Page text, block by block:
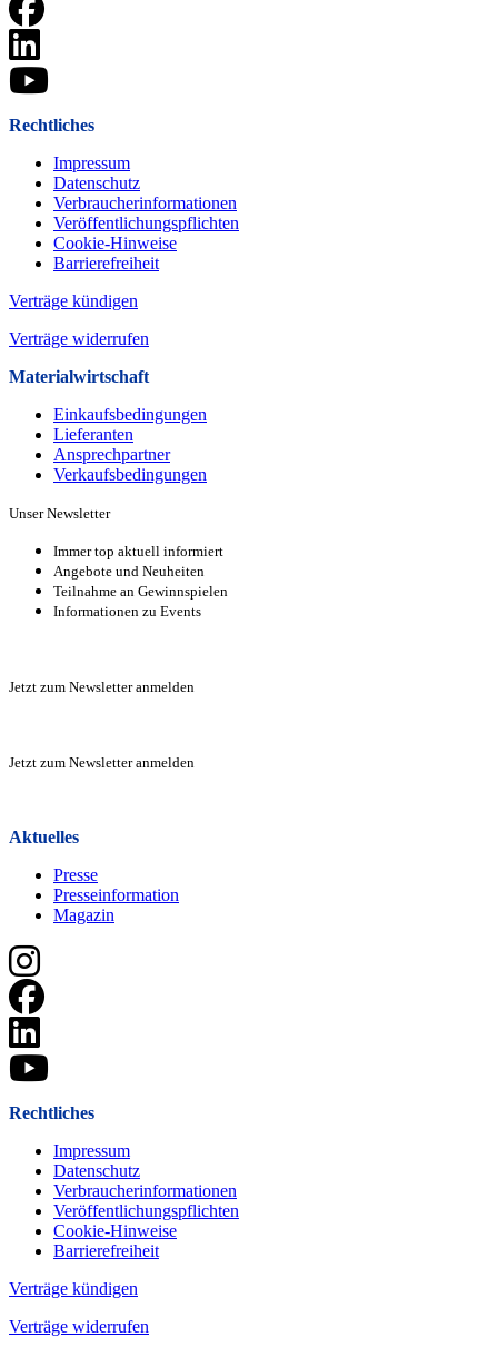
Rechtliches
Impressum
Datenschutz
Verbraucherinformationen
Veröffentlichungspflichten
Cookie-Hinweise
Barrierefreiheit
Verträge kündigen
Verträge widerrufen
Materialwirtschaft
Einkaufsbedingungen
Lieferanten
Ansprechpartner
Verkaufsbeding­ungen
Unser Newsletter
Immer top aktuell informiert
Angebote und Neuheiten
Teilnahme an Gewinnspielen
Informationen zu Events
Jetzt zum Newsletter anmelden
Jetzt zum Newsletter anmelden
Aktuelles
Presse
Presseinformation
Magazin
Rechtliches
Impressum
Datenschutz
Verbraucherinformationen
Veröffentlichungspflichten
Cookie-Hinweise
Barrierefreiheit
Verträge kündigen
Verträge widerrufen